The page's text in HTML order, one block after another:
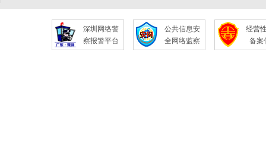
深圳网络警
察报警平台
公共信息安
全网络监察
经营
备案